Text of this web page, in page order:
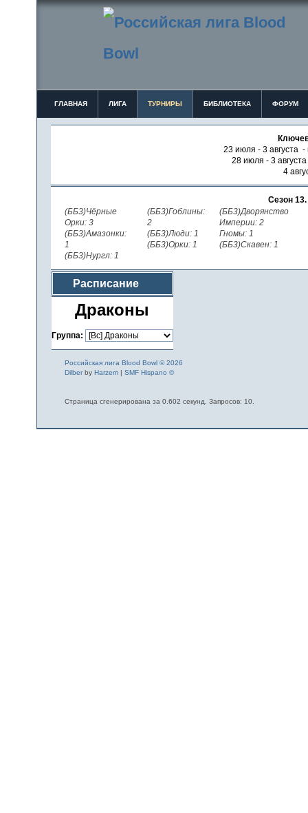
ГЛАВНАЯ ЛИГА ТУРНИРЫ БИБЛИОТЕКА ФОРУМ
23 июля - 3 августа -
28 июля - 3
4
Сезон 13.
(ББ3)Чёрные
Орки: 3
(ББ3)Амазонки:
1
(ББ3)Нургл: 1
(ББ3)Гоблины:
2
(ББ3)Люди: 1
(ББ3)Орки: 1
(ББ3)Дворянство
Империи: 2
Гномы: 1
(ББ3)Скавен: 1
Расписание
Драконы
Группа:
Российская лига Blood Bowl © 2026
Dilberby Harzem| SMF Hispano ©
Страница сгенерирована за 0.602 секунд. Запросов: 10.